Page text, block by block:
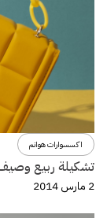
اكسسوارات هوانم
تشكيلة ربيع وصيف 2014 من حقائب
2 مارس 2014